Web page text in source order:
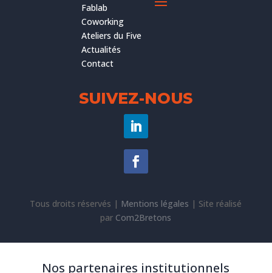
Fablab
Coworking
Ateliers du Five
Actualités
Contact
SUIVEZ-NOUS
Tous droits réservés | Mentions légales | Site réalisé
par Com2Bretons
Nos partenaires institutionnels